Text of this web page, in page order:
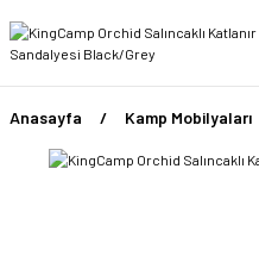
Anasayfa Kamp Mobilyaları